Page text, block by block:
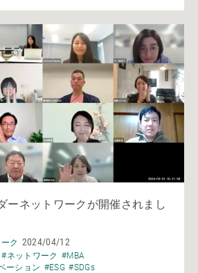
ーネットワークが開催されまし
ク 2024/04/12
#ネットワーク #MBA
ーション #ESG #SDGs